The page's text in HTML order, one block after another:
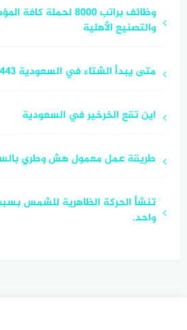
وظائف براتب 8000 لحملة
والتصنيع الأهلية
متى يبدأ الشتاء في السعودية 1443
اين تقع الخرخير في السعودية
طريقة عمل معمول هش وطري
تنشأ الحركة الظاهرية للشمس
واحد.